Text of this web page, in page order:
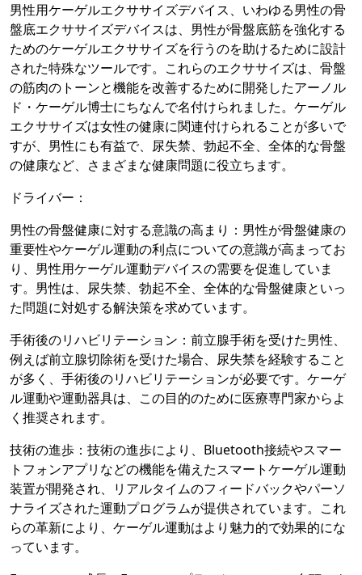
男性用ケーゲルエクササイズデバイス、いわゆる男性の骨
盤底エクササイズデバイスは、男性が骨盤底筋を強化する
ためのケーゲルエクササイズを行うのを助けるために設計
された特殊なツールです。これらのエクササイズは、骨盤
の筋肉のトーンと機能を改善するために開発したアーノル
ド・ケーゲル博士にちなんで名付けられました。ケーゲル
エクササイズは女性の健康に関連付けられることが多いで
すが、男性にも有益で、尿失禁、勃起不全、全体的な骨盤
の健康など、さまざまな健康問題に役立ちます。
ドライバー：
男性の骨盤健康に対する意識の高まり：男性が骨盤健康の
重要性やケーゲル運動の利点についての意識が高まってお
り、男性用ケーゲル運動デバイスの需要を促進していま
す。男性は、尿失禁、勃起不全、全体的な骨盤健康といっ
た問題に対処する解決策を求めています。
手術後のリハビリテーション：前立腺手術を受けた男性、
例えば前立腺切除術を受けた場合、尿失禁を経験すること
が多く、手術後のリハビリテーションが必要です。ケーゲ
ル運動や運動器具は、この目的のために医療専門家からよ
く推奨されます。
技術の進歩：技術の進歩により、Bluetooth接続やスマー
トフォンアプリなどの機能を備えたスマートケーゲル運動
装置が開発され、リアルタイムのフィードバックやパーソ
ナライズされた運動プログラムが提供されています。これ
らの革新により、ケーゲル運動はより魅力的で効果的にな
っています。